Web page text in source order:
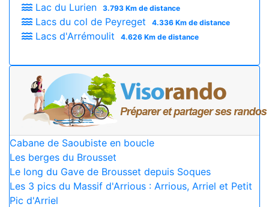
Lac du Lurien 3.793 Km de distance
Lacs du col de Peyreget 4.336 Km de distance
Lacs d'Arrémoulit 4.626 Km de distance
Cabane de Saoubiste en boucle
Les berges du Brousset
Le long du Gave de Brousset depuis Soques
Les 3 pics du Massif d'Arrious : Arrious, Arriel et Petit
Pic d'Arriel